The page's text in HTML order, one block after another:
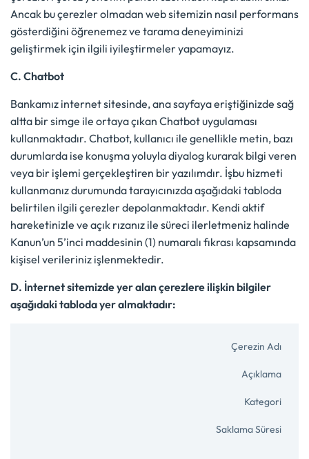
Ancak bu çerezler olmadan web sitemizin nasıl performans
gösterdiğini öğrenemez ve tarama deneyiminizi
geliştirmek için ilgili iyileştirmeler yapamayız.
C. Chatbot
Bankamız internet sitesinde, ana sayfaya eriştiğinizde sağ
altta bir simge ile ortaya çıkan Chatbot uygulaması
kullanmaktadır. Chatbot, kullanıcı ile genellikle metin, bazı
durumlarda ise konuşma yoluyla diyalog kurarak bilgi veren
veya bir işlemi gerçekleştiren bir yazılımdır. İşbu hizmeti
kullanmanız durumunda tarayıcınızda aşağıdaki tabloda
belirtilen ilgili çerezler depolanmaktadır. Kendi aktif
hareketinizle ve açık rızanız ile süreci ilerletmeniz halinde
Kanun’un 5’inci maddesinin (1) numaralı fıkrası kapsamında
kişisel verileriniz işlenmektedir.
D. İnternet sitemizde yer alan çerezlere ilişkin bilgiler
aşağıdaki tabloda yer almaktadır: